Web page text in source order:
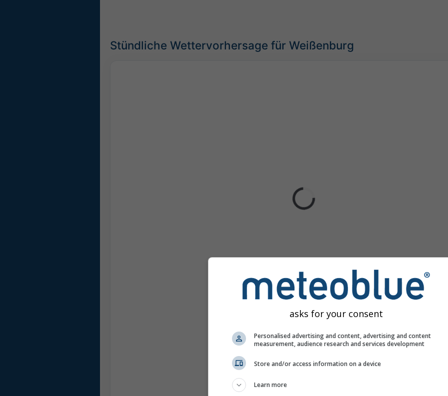
Stündliche Wettervorhersage für Weißenburg
asks for your consent
Personalised advertising and content, advertising and content
measurement, audience research and services development
Store and/or access information on a device
Learn more